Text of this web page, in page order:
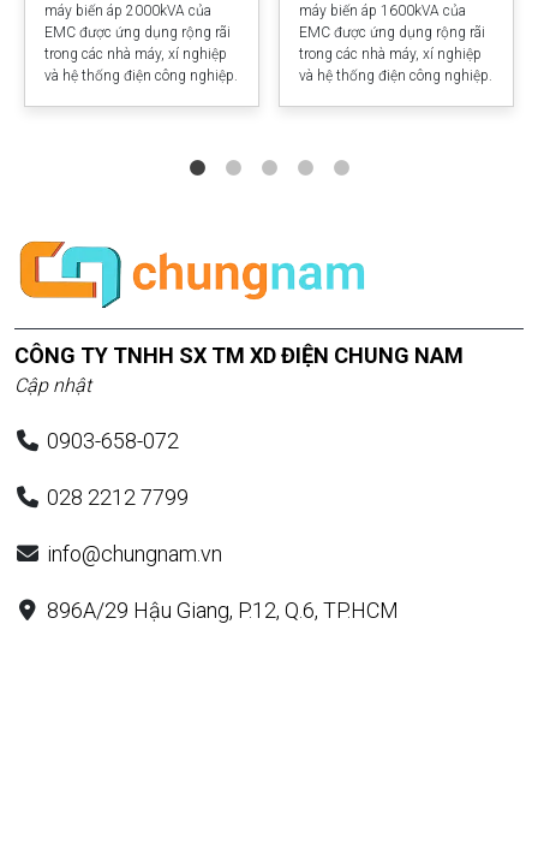
máy biến áp 2000kVA của
EMC được ứng dụng rộng rãi
trong các nhà máy, xí nghiệp
và hệ thống điện công nghiệp.
máy biến áp 1600kVA của
EMC được ứng dụng rộng rãi
trong các nhà máy, xí nghiệp
và hệ thống điện công nghiệp.
CÔNG TY TNHH SX TM XD ĐIỆN CHUNG NAM
Cập nhật
0903-658-072
028 2212 7799
info@chungnam.vn
896A/29 Hậu Giang, P.12, Q.6, TP.HCM